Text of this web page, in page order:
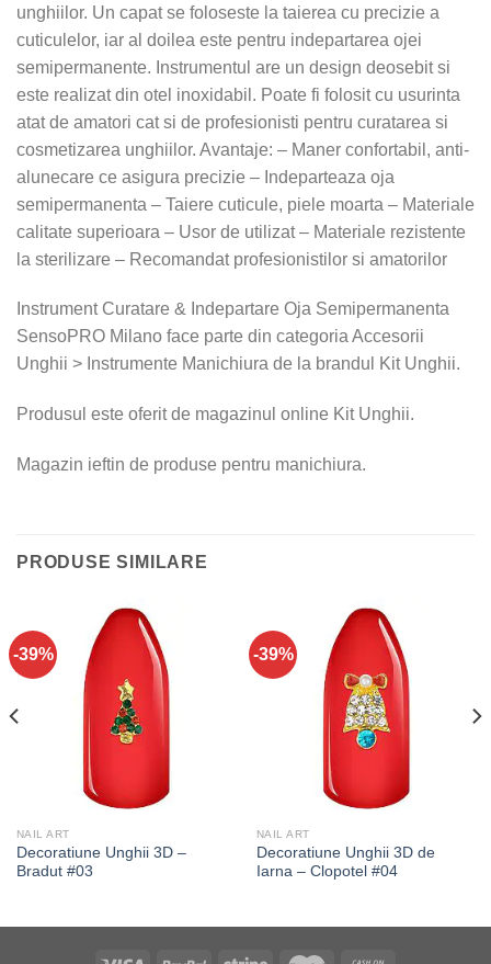
unghiilor. Un capat se foloseste la taierea cu precizie a
cuticulelor, iar al doilea este pentru indepartarea ojei
semipermanente. Instrumentul are un design deosebit si
este realizat din otel inoxidabil. Poate fi folosit cu usurinta
atat de amatori cat si de profesionisti pentru curatarea si
cosmetizarea unghiilor. Avantaje: – Maner confortabil, anti-
alunecare ce asigura precizie – Indeparteaza oja
semipermanenta – Taiere cuticule, piele moarta – Materiale
calitate superioara – Usor de utilizat – Materiale rezistente
la sterilizare – Recomandat profesionistilor si amatorilor
Instrument Curatare & Indepartare Oja Semipermanenta
SensoPRO Milano face parte din categoria Accesorii
Unghii > Instrumente Manichiura de la brandul Kit Unghii.
Produsul este oferit de magazinul online Kit Unghii.
Magazin ieftin de produse pentru manichiura.
PRODUSE SIMILARE
-39%
NAIL ART
Decoratiune Unghii 3D –
Bradut #03
-39%
NAIL ART
Decoratiune Unghii 3D de
Iarna – Clopotel #04